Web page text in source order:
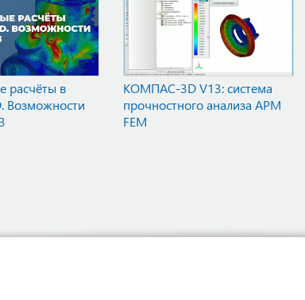
расчёты в
КОМПАС-3D V13: система
прочностного анализа APM
FEM